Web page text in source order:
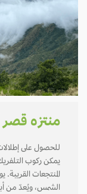
منتزه قصر
للحصول على إطلالات
يمكن ركوب التلفريك
المنتجعات القريبة.
الشمس، ويُعدّ من أبرز